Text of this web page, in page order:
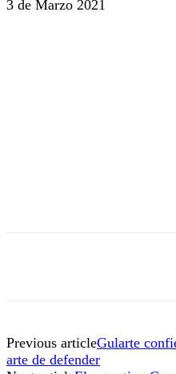
3 de Marzo 2021
Previous articleGularte
arte de defender